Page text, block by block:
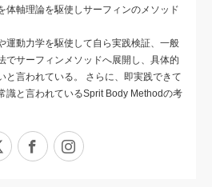
体軸理論を駆使しサーフィンのメソッド
運動力学を駆使して自ら実践検証、一般
でサーフィンメソッドへ展開し、具体的
と言われている。 さらに、即実践できて
識と言われているSprit Body Methodの考
Facebook